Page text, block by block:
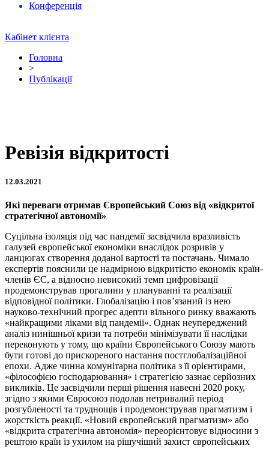
Конференція
Кабінет клієнта
Головна
>
Публікації
Ревізія відкритості
12.03.2021
Які переваги отримав Європейський Союз від «відкритої
стратегічної автономії»
Суцільна ізоляція під час пандемії засвідчила вразливість
галузей європейської економіки внаслідок розривів у
ланцюгах створення доданої вартості та постачань. Чимало
експертів пояснили це надмірною відкритістю економік країн-
членів ЄС, а відносно невисокий темп цифровізації
продемонстрував прогалини у плануванні та реалізації
відповідної політики. Глобалізацію і пов’язаний із нею
науково-технічний прогрес адепти вільного ринку вважають
«найкращими ліками від пандемії». Однак неупереджений
аналіз нинішньої кризи та потреби мінімізувати її наслідки
переконують у тому, що країни Європейського Союзу мають
бути готові до прискореного настання постглобалізаційної
епохи. Адже чинна комунітарна політика з її орієнтирами,
«філософією господарювання» і стратегією зазнає серйозних
викликів. Це засвідчили перші рішення навесні 2020 року,
згідно з якими Євросоюз подолав нетривалий період
розгубленості та труднощів і продемонстрував прагматизм і
жорсткість реакції. «Новий європейський прагматизм» або
«відкрита стратегічна автономія» переорієнтовує відносини з
рештою країн із ухилом на рішучіший захист європейських